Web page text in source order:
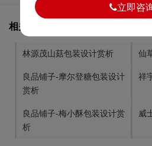
相关文章推荐
林源茂山菇包装设计赏析 仙
良品铺子-摩尔登糖包装设计
赏析
祥
良品铺子-梅小酥包装设计赏
析
威
立即咨